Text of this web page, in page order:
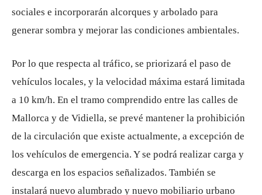
sociales e incorporarán alcorques y arbolado para
generar sombra y mejorar las condiciones ambientales.
Por lo que respecta al tráfico, se priorizará el paso de
vehículos locales, y la velocidad máxima estará limitada
a 10 km/h. En el tramo comprendido entre las calles de
Mallorca y de Vidiella, se prevé mantener la prohibición
de la circulación que existe actualmente, a excepción de
los vehículos de emergencia. Y se podrá realizar carga y
descarga en los espacios señalizados. También se
instalará nuevo alumbrado y nuevo mobiliario urbano